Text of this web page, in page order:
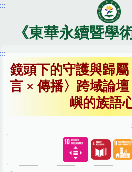
跳
內
區
:::
《東華永續暨學
:::
鏡頭下的守護與歸
言 × 傳播〉跨域論
嶼的族語